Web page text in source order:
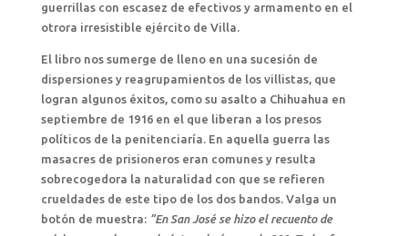
guerrillas con escasez de efectivos y armamento en el
otrora irresistible ejército de Villa.
El libro nos sumerge de lleno en una sucesión de
dispersiones y reagrupamientos de los villistas, que
logran algunos éxitos, como su asalto a Chihuahua en
septiembre de 1916 en el que liberan a los presos
políticos de la penitenciaría. En aquella guerra las
masacres de prisioneros eran comunes y resulta
sobrecogedora la naturalidad con que se refieren
crueldades de este tipo de los dos bandos. Valga un
botón de muestra: “En San José se hizo el recuento de